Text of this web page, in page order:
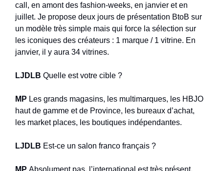
call, en amont des fashion-weeks, en janvier et en
juillet. Je propose deux jours de présentation BtoB sur
un modèle très simple mais qui force la sélection sur
les iconiques des créateurs : 1 marque / 1 vitrine. En
janvier, il y aura 34 vitrines.
LJDLB Quelle est votre cible ?
MP Les grands magasins, les multimarques, les HBJO
haut de gamme et de Province, les bureaux d’achat,
les market places, les boutiques indépendantes.
LJDLB Est-ce un salon franco français ?
MP Absolument pas, l’international est très présent,